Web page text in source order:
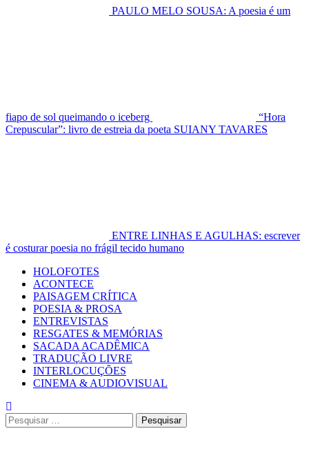
PAULO MELO SOUSA: A poesia é um
fiapo de sol queimando o iceberg
“Hora
Crepuscular”: livro de estreia da poeta SUIANY TAVARES
ENTRE LINHAS E AGULHAS: escrever
é costurar poesia no frágil tecido humano
Primary
Menu
HOLOFOTES
ACONTECE
PAISAGEM CRÍTICA
POESIA & PROSA
ENTREVISTAS
RESGATES & MEMÓRIAS
SACADA ACADÊMICA
TRADUÇÃO LIVRE
INTERLOCUÇÕES
CINEMA & AUDIOVISUAL
Pesquisar
por: